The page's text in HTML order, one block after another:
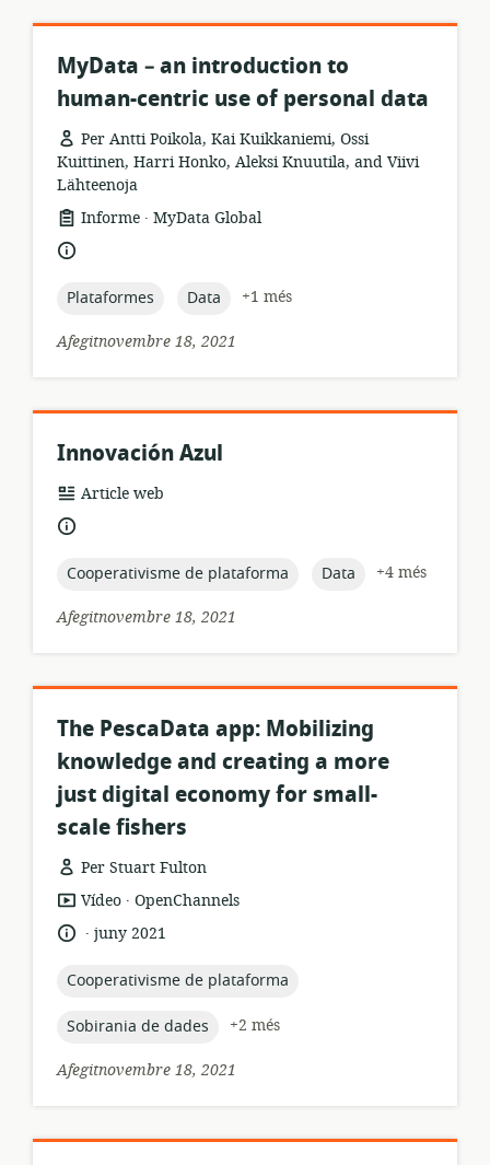
MyData – an introduction to
human-centric use of personal data
Per Antti Poikola, Kai Kuikkaniemi, Ossi
Kuittinen, Harri Honko, Aleksi Knuutila, and Viivi
Lähteenoja
formatInforme .
publicador:
MyData Global
idioma:
topic:
Plataformes topic:
Data
+1 més
Afegitnovembre 18, 2021
Innovación Azul
formatArticle web
idioma:
topic:
Cooperativisme de plataforma topic:
Data
+4 més
Afegitnovembre 18, 2021
The PescaData app: Mobilizing
knowledge and creating a more
just digital economy for small-
scale fishers
Per Stuart Fulton
format
dels
recursos:
Vídeo .
publicador:
OpenChannels
idioma:
.
data
publicació:
juny 2021
topic:
Cooperativisme de plataforma
topic:
Sobirania de dades
+2 més
Afegitnovembre 18, 2021